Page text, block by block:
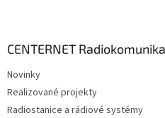
CENTERNET
Novinky
Realizované projekty
Radiostanice a rádiové systémy